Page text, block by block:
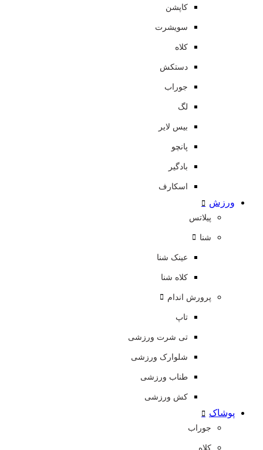
کاپشن
سویشرت
کلاه
دستکش
جوراب
لگ
بیس لایر
پانچو
بادگیر
اسکارف
ورزش
پیلاتس
شنا
عینک شنا
کلاه شنا
پرورش اندام
تاپ
تی شرت ورزشی
شلوارک ورزشی
طناب ورزشی
کش ورزشی
پوشاک
جوراب
کلاه